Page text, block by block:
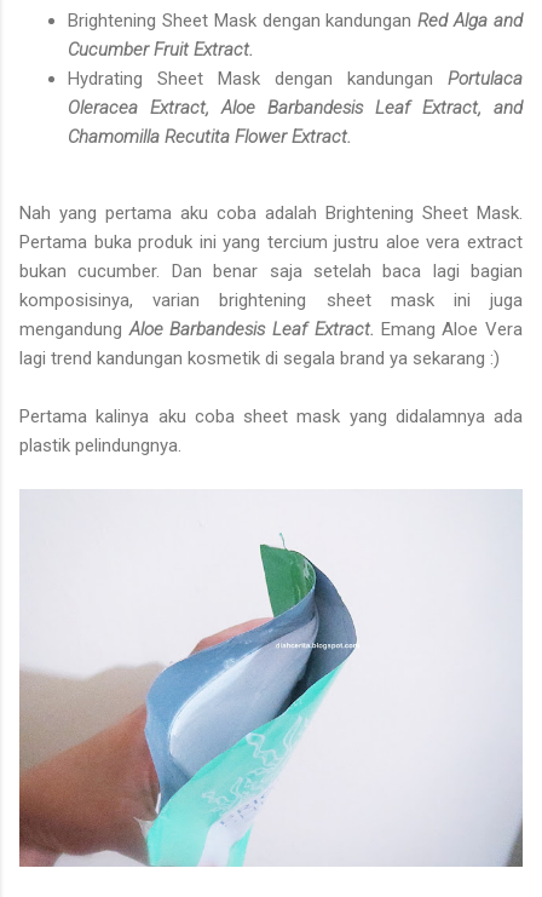
Brightening Sheet Mask dengan kandunganRed Alga and
Cucumber Fruit Extract.
Hydrating Sheet Mask dengan kandungan Portulaca
Oleracea Extract, Aloe Barbandesis Leaf Extract, and
Chamomilla Recutita Flower Extract.
Nah yang pertama aku coba adalah Brightening Sheet Mask.
Pertama buka produk ini yang tercium justru aloe vera extract
bukan cucumber. Dan benar saja setelah baca lagi bagian
komposisinya, varian brightening sheet mask ini juga
mengandungAloe Barbandesis Leaf Extract. Emang Aloe Vera
lagi trend kandungan kosmetik di segala brand ya sekarang :)
Pertama kalinya aku coba sheet mask yang didalamnya ada
plastik pelindungnya.